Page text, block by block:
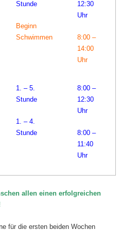
Stunde
Beginn
Schwimmen
12:30
Uhr
8:00 –
14:00
Uhr
1. – 5.
Stunde
1. – 4.
Stunde
8:00 –
12:30
Uhr
8:00 –
11:40
Uhr
allen einen erfolgreichen
für die ersten beiden Wochen